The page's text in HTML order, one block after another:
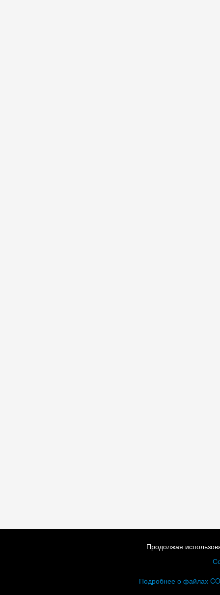
Продолжая
Подробнее о файлах